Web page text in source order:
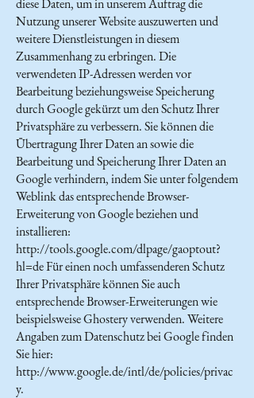
diese Daten, um in unserem Auftrag die
Nutzung unserer Website auszuwerten und
weitere Dienstleistungen in diesem
Zusammenhang zu erbringen. Die
verwendeten IP-Adressen werden vor
Bearbeitung beziehungsweise Speicherung
durch Google gekürzt um den Schutz Ihrer
Privatsphäre zu verbessern. Sie können die
Übertragung Ihrer Daten an sowie die
Bearbeitung und Speicherung Ihrer Daten an
Google verhindern, indem Sie unter folgendem
Weblink das entsprechende Browser-
Erweiterung von Google beziehen und
installieren:
http://tools.google.com/dlpage/gaoptout?
hl=deFür einen noch umfassenderen Schutz
Ihrer Privatsphäre können Sie auch
entsprechende Browser-Erweiterungen wie
beispielsweise Ghostery verwenden. Weitere
Angaben zum Datenschutz bei Google finden
Sie hier:
http://www.google.de/intl/de/policies/privac
y.